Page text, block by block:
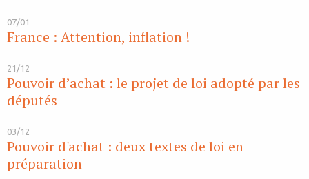
07/01
France : Attention, inflation !
21/12
Pouvoir d’achat : le projet de loi adopté par les
députés
03/12
Pouvoir d'achat : deux textes de loi en
préparation